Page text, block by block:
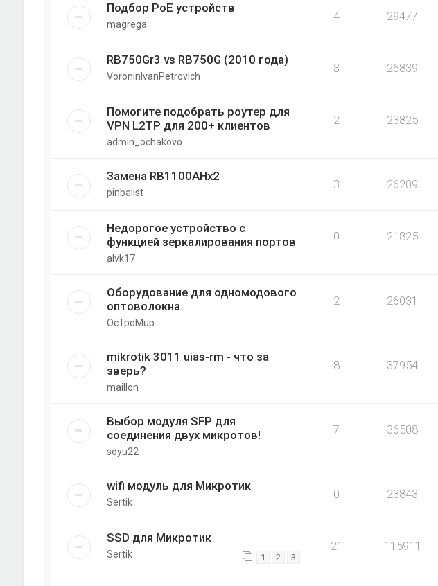
Подбор PoE устройств
magrega
4 29477
RB750Gr3 vs RB750G (2010 года)
VoroninIvanPetrovich
3 26839
Помогите подобрать роутер для
VPN L2TP для 200+ клиентов
admin_ochakovo
2 23825
Замена RB1100AHx2
pinbalist
3 26209
Недорогое устройство с
функцией зеркалирования портов
alvk17
0 21825
Оборудование для одномодового
оптоволокна.
OcTpoMup
2 26031
mikrotik 3011 uias-rm - что за
зверь?
maillon
8 37954
Выбор модуля SFP для
соединения двух микротов!
soyu22
7 36508
wifi модуль для Микротик
Sertik
0 23843
SSD для Микротик
Sertik 1 2 3
21 115911